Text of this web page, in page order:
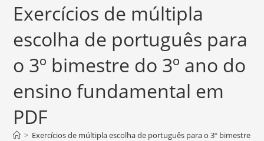
Exercícios de múltipla
escolha de português para
o 3º bimestre do 3º ano do
ensino fundamental em
PDF
> Exercícios de múltipla escolha de português para o 3º bimestre